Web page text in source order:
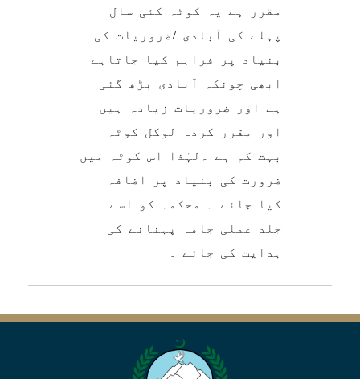
مقرر ہے یہ کوٹہ کئی سال
پہلے کی آبادی /ضروریات کی
بنیاد پر فراہم کیا جاتاہے
ابھی چونکہ آبادی بڑھ گئی
ہے اور ضروریات زیادہ ہیں
اور مقرر کردہ لوکل کوٹہ
بہت کم ہے ۔لہٰذا اس کوٹہ میں
ضرورت کی بنیاد پر اضافہ
کیا جائے ۔ محکمہ کو اسے
جلد عملی جامہ پہنانے کی
ہدایت کی جائے ۔